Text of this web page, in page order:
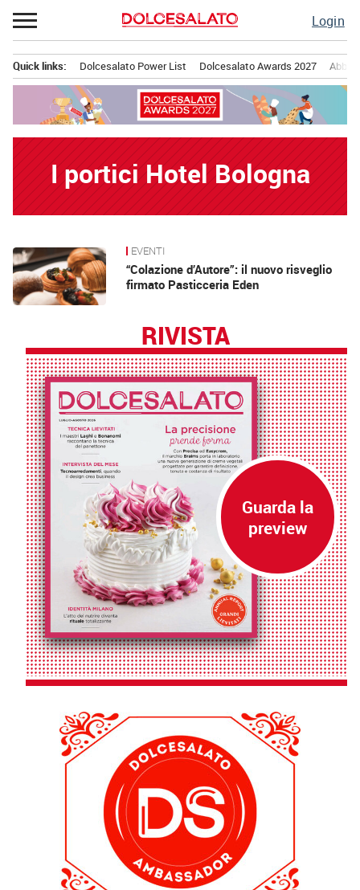
Passa
al
Login
principale
Quick links: Dolcesalato Power List Dolcesalato Awards 2027
I portici Hotel Bologna
News EVENTI
“Colazione d’Autore”: il nuovo risveglio
firmato Pasticceria Eden
RIVISTA